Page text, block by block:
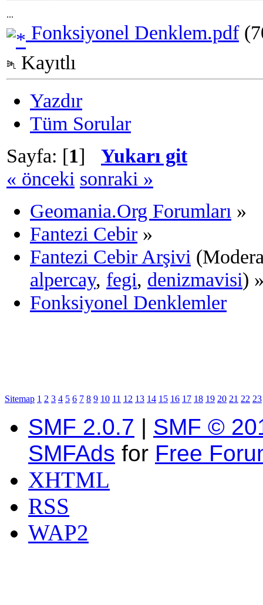
...
Fonksiyonel Denklem.pdf
Kayıtlı
Yazdır
Tüm Sorular
Sayfa: [1] Yukarı git
« önceki sonraki »
Geomania.Org Forumları »
Fantezi Cebir »
Fantezi Cebir Arşivi
alpercay, fegi, denizmavisi)
Fonksiyonel Denklemler
Sitemap 1 2 3 4 5 6 7 8 9 10 11 12 13 14 15 16 17 18 19 20 21 22 23
SMF 2.0.7 | SMF ©
SMFAds for Free
XHTML
RSS
WAP2